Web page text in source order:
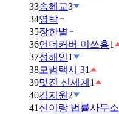
33송혜교3
34영탁
35장한별
36언더커버 미쓰홍1
37정해인1
38모범택시 31
39멋진 신세계 1
40김지원 2
41 신이랑 법률사무소